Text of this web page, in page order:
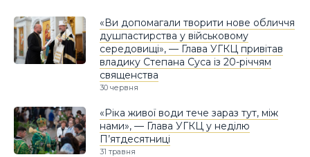
«Ви допомагали творити нове обличчя
душпастирства у військовому
середовищі», — Глава УГКЦ привітав
владику Степана Суса із 20-річчям
священства
30 червня
«Ріка живої води тече зараз тут, між
нами», — Глава УГКЦ у неділю
П’ятдесятниці
31 травня